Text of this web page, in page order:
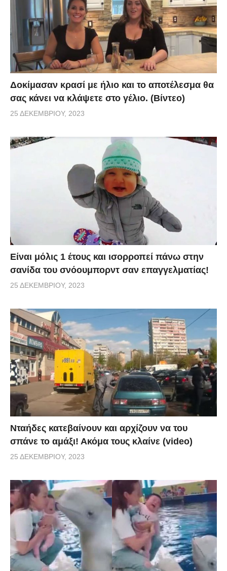
Δοκίμασαν κρασί με ήλιο και το αποτέλεσμα θα
σας κάνει να κλάψετε στο γέλιο. (Βίντεο)
25 ΔΕΚΕΜΒΡΊΟΥ, 2023
Είναι μόλις 1 έτους και ισορροπεί πάνω στην
σανίδα του σνόουμπορντ σαν επαγγελματίας!
25 ΔΕΚΕΜΒΡΊΟΥ, 2023
Νταήδες κατεβαίνουν και αρχίζουν να του
σπάνε το αμάξι! Ακόμα τους κλαίνε (video)
25 ΔΕΚΕΜΒΡΊΟΥ, 2023